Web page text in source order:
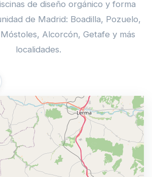
de diseño orgánico y forma
de Madrid: Boadilla, Pozuelo,
Alcorcón, Getafe y más
localidades.